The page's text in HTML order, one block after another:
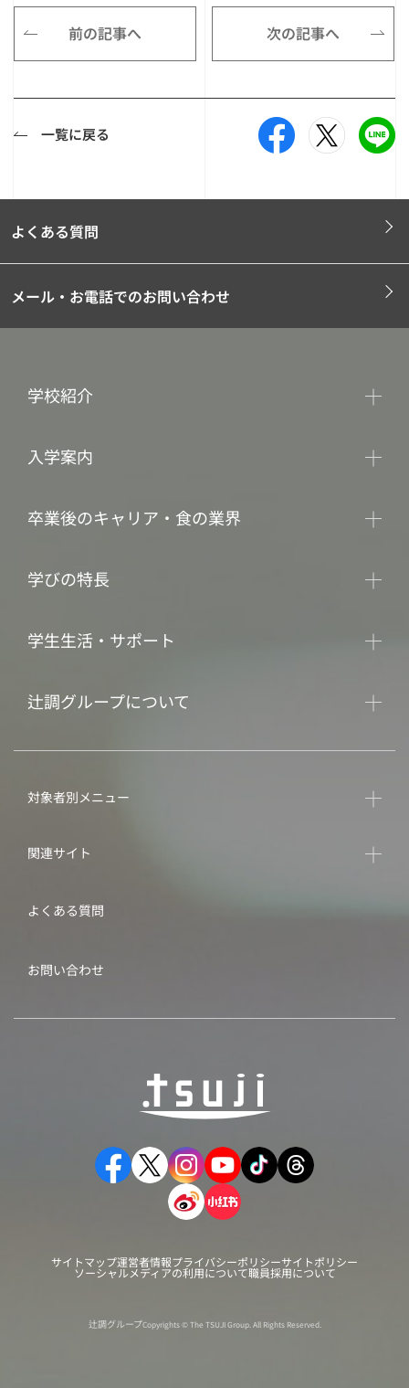
前の記事へ 次の記事へ
一覧に戻る
よくある質問
メール・お電話でのお問い合わせ
学校紹介
入学案内
卒業後のキャリア・食の業界
学びの特長
学生生活・サポート
辻調グループについて
対象者別メニュー
関連サイト
よくある質問
お問い合わせ
サイトマップ運営者情報プライバシーポリシーサイトポリシー
ソーシャルメディアの利用について職員採用について
辻調グループCopyrights © The TSUJI Group. All Rights Reserved.